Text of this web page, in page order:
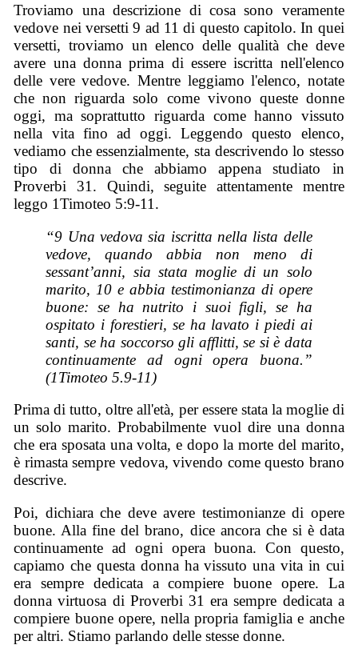
Troviamo una descrizione di cosa sono veramente
vedove nei versetti 9 ad 11 di questo capitolo. In quei
versetti, troviamo un elenco delle qualità che deve
avere una donna prima di essere iscritta nell'elenco
delle vere vedove. Mentre leggiamo l'elenco, notate
che non riguarda solo come vivono queste donne
oggi, ma soprattutto riguarda come hanno vissuto
nella vita fino ad oggi. Leggendo questo elenco,
vediamo che essenzialmente, sta descrivendo lo stesso
tipo di donna che abbiamo appena studiato in
Proverbi 31. Quindi, seguite attentamente mentre
leggo 1Timoteo 5:9-11.
“9 Una vedova sia iscritta nella lista delle
vedove, quando abbia non meno di
sessant’anni, sia stata moglie di un solo
marito, 10 e abbia testimonianza di opere
buone: se ha nutrito i suoi figli, se ha
ospitato i forestieri, se ha lavato i piedi ai
santi, se ha soccorso gli afflitti, se si è data
continuamente ad ogni opera buona.”
(1Timoteo 5.9-11)
Prima di tutto, oltre all'età, per essere stata la moglie di
un solo marito. Probabilmente vuol dire una donna
che era sposata una volta, e dopo la morte del marito,
è rimasta sempre vedova, vivendo come questo brano
descrive.
Poi, dichiara che deve avere testimonianze di opere
buone. Alla fine del brano, dice ancora che si è data
continuamente ad ogni opera buona. Con questo,
capiamo che questa donna ha vissuto una vita in cui
era sempre dedicata a compiere buone opere. La
donna virtuosa di Proverbi 31 era sempre dedicata a
compiere buone opere, nella propria famiglia e anche
per altri. Stiamo parlando delle stesse donne.